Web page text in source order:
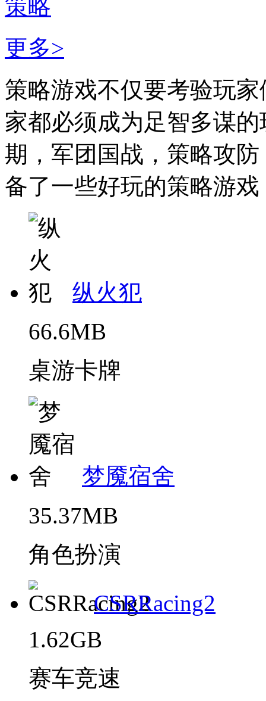
策略
更多>
策略游戏不仅要考验玩
家都必须成为足智多谋
期，军团国战，策略攻
备了一些好玩的策略游
纵火犯
66.6MB
桌游卡牌
梦魇宿舍
35.37MB
角色扮演
CSRRacing2
1.62GB
赛车竞速